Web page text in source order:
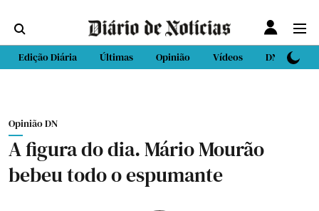
Edição Diária Últimas Opinião Vídeos DN Sport
Opinião DN
A figura do dia. Mário Mourão
bebeu todo o espumante